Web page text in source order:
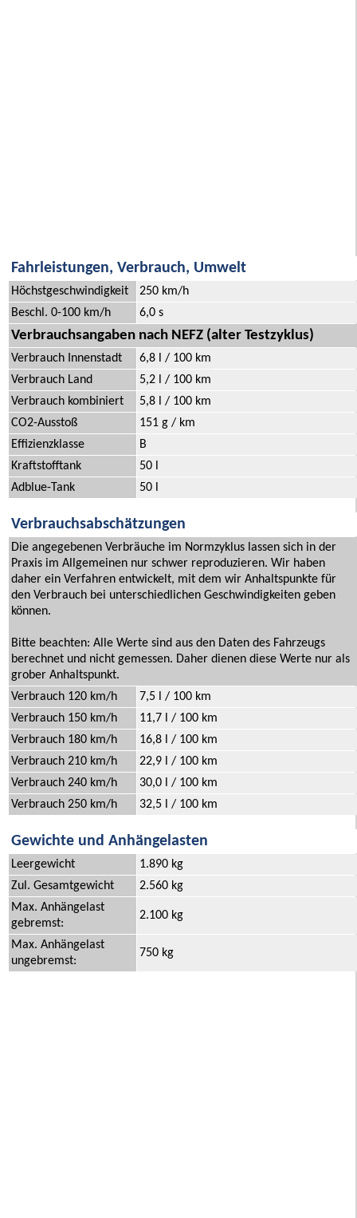
Fahrleistungen, Verbrauch, Umwelt
Höchstgeschwindigkeit
250 km/h
Beschl. 0-100 km/h
6,0 s
Verbrauchsangaben nach NEFZ (alter Testzyklus)
Verbrauch Innenstadt
6,8 l / 100 km
Verbrauch Land
5,2 l / 100 km
Verbrauch kombiniert
5,8 l / 100 km
CO2-Ausstoß
151 g / km
Effizienzklasse
B
Kraftstofftank
50 l
Adblue-Tank
50 l
Verbrauchsabschätzungen
Die angegebenen Verbräuche im Normzyklus lassen sich in der
Praxis im Allgemeinen nur schwer reproduzieren. Wir haben
daher ein Verfahren entwickelt, mit dem wir Anhaltspunkte für
den Verbrauch bei unterschiedlichen Geschwindigkeiten geben
können.
Bitte beachten: Alle Werte sind aus den Daten des Fahrzeugs
berechnet und nicht gemessen. Daher dienen diese Werte nur als
grober Anhaltspunkt.
Verbrauch 120 km/h
7,5 l / 100 km
Verbrauch 150 km/h
11,7 l / 100 km
Verbrauch 180 km/h
16,8 l / 100 km
Verbrauch 210 km/h
22,9 l / 100 km
Verbrauch 240 km/h
30,0 l / 100 km
Verbrauch 250 km/h
32,5 l / 100 km
Gewichte und Anhängelasten
Leergewicht
1.890 kg
Zul. Gesamtgewicht
2.560 kg
Max. Anhängelast
gebremst:
2.100 kg
Max. Anhängelast
ungebremst:
750 kg